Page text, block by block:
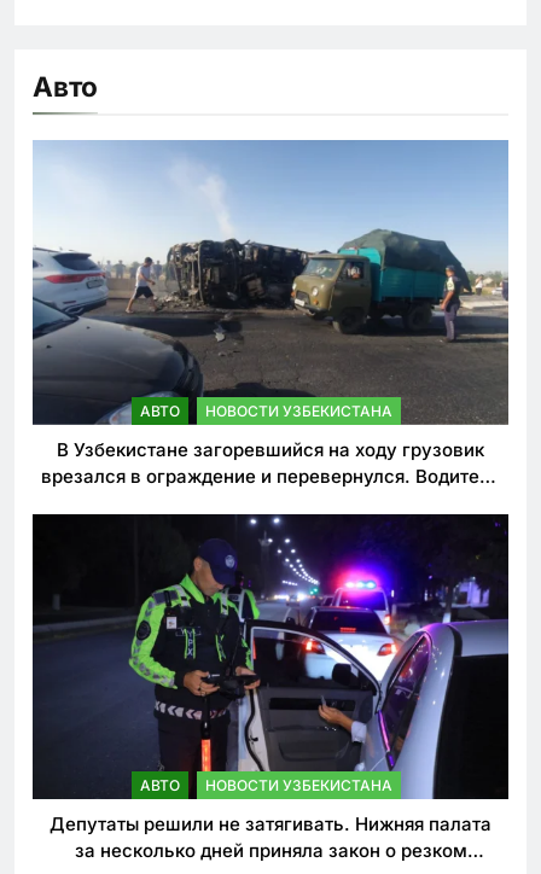
Авто
АВТО НОВОСТИ УЗБЕКИСТАНА
В Узбекистане загоревшийся на ходу грузовик
врезался в ограждение и перевернулся. Водитель
АВТО НОВОСТИ УЗБЕКИСТАНА
Депутаты решили не затягивать. Нижняя палата
за несколько дней приняла закон о резком